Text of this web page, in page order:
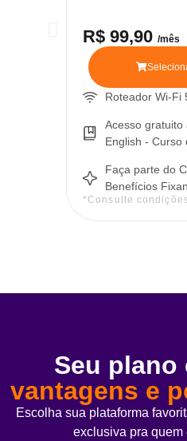
*Consulte
Roteador Wi-Fi
Acesso gratuito
English - Curso
Faça parte do
Benefícios
R$ 99,90 /mês
Seu plano
vantagens e
Escolha sua plataforma
exclusiva pra quem